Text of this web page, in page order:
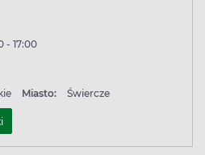
- 17:00
Miasto: Świercze